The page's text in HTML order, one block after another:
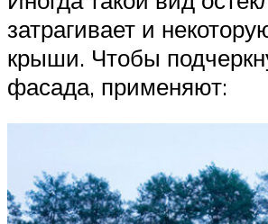
затрагивает и
крыши. Чтобы
фасада, применяют: